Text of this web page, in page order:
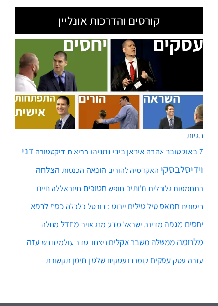
קורסים והדרכות אונליין
תגיות
7 באוקטובר אהבה איראן ביבי נתניהו בריאות דיקטטורה דני
וידיסלבסקי האקדמיה להורים הונאה הכנסות הצלחה
התחממות גלובלית ח'ותים חופש חטופים חיזבאללה חיים
חיסונים חמאס טיל טילים יירוט כדורסל כלכלה כסף לרפא
יחסים מגפה מדינת ישראל מדע מזג אויר מחדל מחלה
מלחמה ממשלה משבר אקלים ניצחון סדר עולמי חדש עזה
עזרה עסק עסקים קומנדו עסקים שלטון תימן תקשורת